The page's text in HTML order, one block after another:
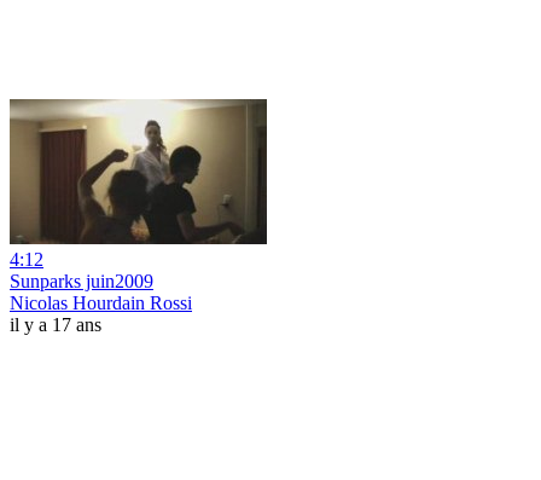
4:12
Sunparks juin2009
Nicolas Hourdain Rossi
il y a 17 ans